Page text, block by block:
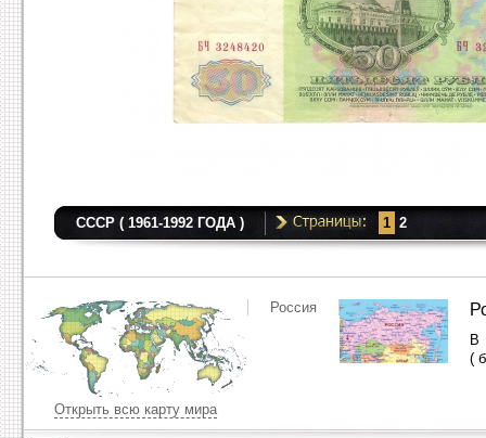
СССР ( 1961-1992 ГОДА ) 1 2
Открыть всю карту мира
Россия
(